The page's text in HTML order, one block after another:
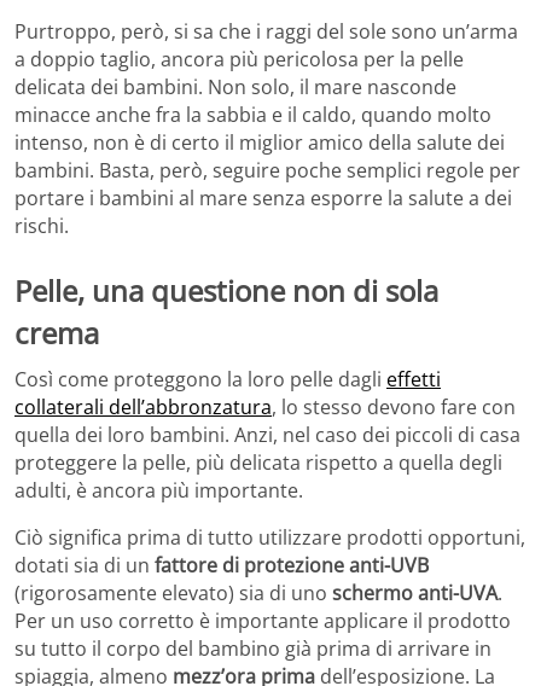
Purtroppo, però, si sa che i raggi del sole sono un’arma
a doppio taglio, ancora più pericolosa per la pelle
delicata dei bambini. Non solo, il mare nasconde
minacce anche fra la sabbia e il caldo, quando molto
intenso, non è di certo il miglior amico della salute dei
bambini. Basta, però, seguire poche semplici regole per
portare i bambini al mare senza esporre la salute a dei
rischi.
Pelle, una questione non di sola
crema
Così come proteggono la loro pelle dagli effetti
collaterali dell’abbronzatura, lo stesso devono fare con
quella dei loro bambini. Anzi, nel caso dei piccoli di casa
proteggere la pelle, più delicata rispetto a quella degli
adulti, è ancora più importante.
Ciò significa prima di tutto utilizzare prodotti opportuni,
dotati sia di un fattore di protezione anti-UVB
(rigorosamente elevato) sia di uno schermo anti-UVA.
Per un uso corretto è importante applicare il prodotto
su tutto il corpo del bambino già prima di arrivare in
spiaggia, almeno mezz’ora prima dell’esposizione. La